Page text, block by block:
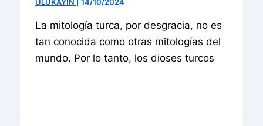
ULUKAYIN 14/10/2024
La mitología turca, por desgracia, no es
tan conocida como otras mitologías del
mundo. Por lo tanto, los dioses turcos